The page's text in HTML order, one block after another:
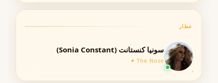
گروه بویایی شرقی – گلی
غلظت
ماندگاری
پخش بو متوسط تا قوی
عطار
سونیا کنستانت (Sonia Constant)
The Nose ✦